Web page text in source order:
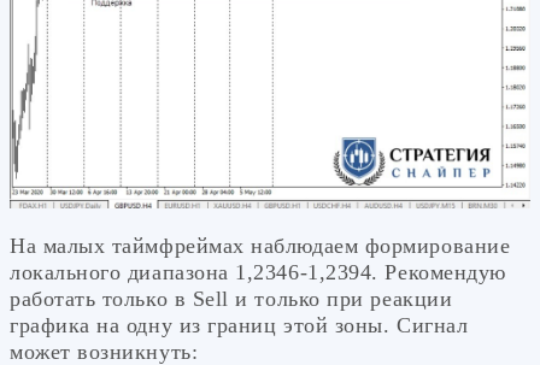
На малых таймфреймах наблюдаем формирование
локального диапазона 1,2346-1,2394. Рекомендую
работать только в Sell и только при реакции
графика на одну из границ этой зоны. Сигнал
может возникнуть: